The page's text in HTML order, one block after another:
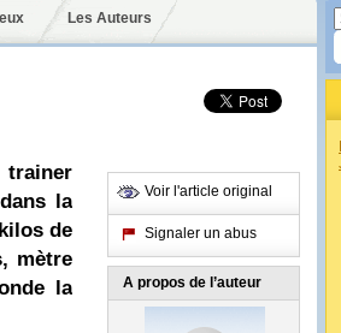
Les Auteurs
trainer
la
de
mètre
la
Voir l'article original
Signaler un abus
A propos de l’auteur